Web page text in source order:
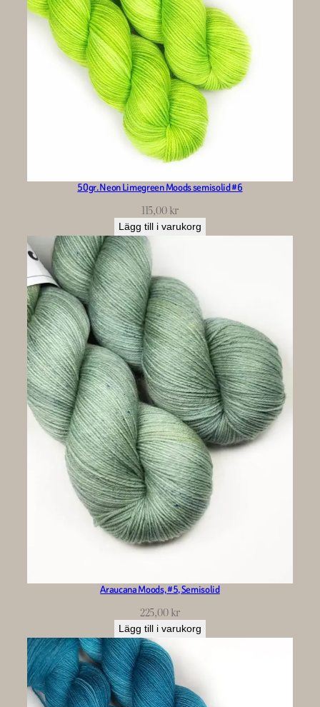
50gr. Neon Limegreen Moods semisolid #6
115,00kr
Lägg till i varukorg
Araucana Moods, #5, Semisolid
225,00kr
Lägg till i varukorg